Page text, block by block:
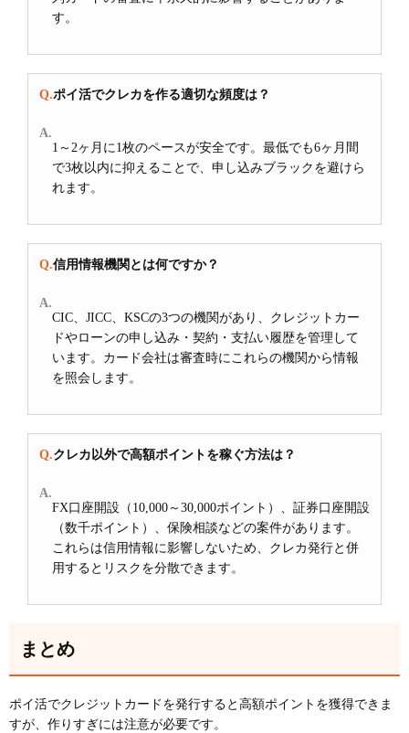
す。
ポイ活でクレカを作る適切な頻度は？
1～2ヶ月に1枚のペースが安全です。最低でも6ヶ月間
で3枚以内に抑えることで、申し込みブラックを避けら
れます。
信用情報機関とは何ですか？
CIC、JICC、KSCの3つの機関があり、クレジットカー
ドやローンの申し込み・契約・支払い履歴を管理して
います。カード会社は審査時にこれらの機関から情報
を照会します。
クレカ以外で高額ポイントを稼ぐ方法は？
FX口座開設（10,000～30,000ポイント）、証券口座開設
（数千ポイント）、保険相談などの案件があります。
これらは信用情報に影響しないため、クレカ発行と併
用するとリスクを分散できます。
まとめ
ポイ活でクレジットカードを発行すると高額ポイントを獲得できま
すが、作りすぎには注意が必要です。